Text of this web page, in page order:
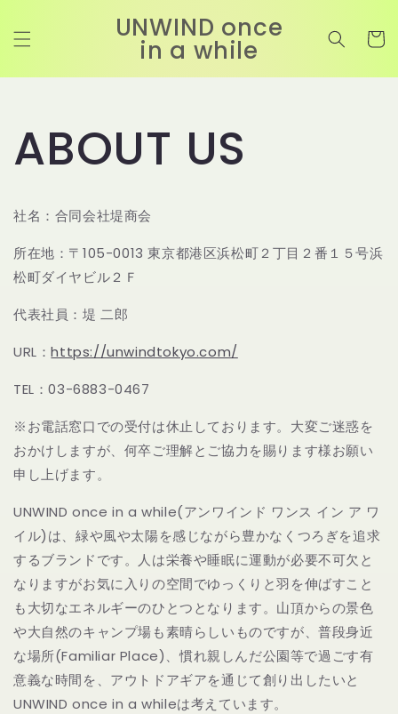
進む
UNWIND once
in a while
ー
ABOUT US
社名：合同会社堤商会
所在地：〒105-0013東京都港区浜松町２丁目２番１５号浜
松町ダイヤビル２Ｆ
代表社員：堤 二郎
URL：https://unwindtokyo.com/
TEL：03-6883-0467
※お電話窓口での受付は休止しております。大変ご迷惑を
おかけしますが、何卒ご理解とご協力を賜ります様お願い
申し上げます。
UNWIND once in a while(アンワインド ワンス イン ア ワ
イル)は、緑や風や太陽を感じながら豊かなくつろぎを追求
するブランドです。人は栄養や睡眠に運動が必要不可欠と
なりますがお気に入りの空間でゆっくりと羽を伸ばすこと
も大切なエネルギーのひとつとなります。山頂からの景色
や大自然のキャンプ場も素晴らしいものですが、普段身近
な場所(Familiar Place)、慣れ親しんだ公園等で過ごす有
意義な時間を、アウトドアギアを通じて創り出したいと
UNWIND once in a whileは考えています。